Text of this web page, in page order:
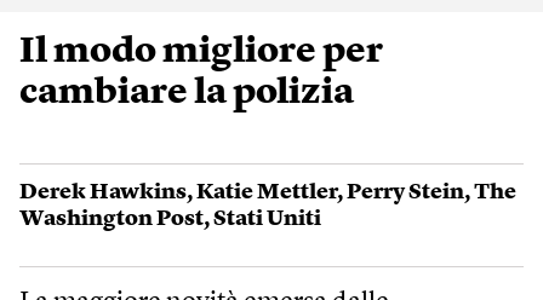
Il modo migliore per
cambiare la polizia
Derek Hawkins,Katie Mettler,Perry Stein,The
Washington Post,Stati Uniti